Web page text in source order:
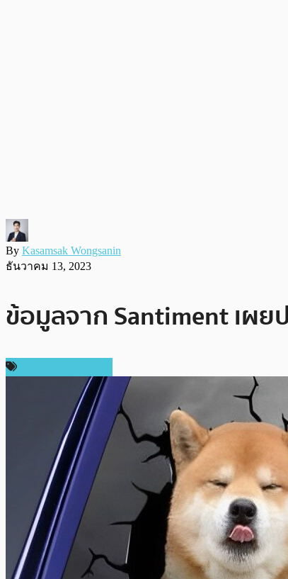
By Kasamsak Wongsanin
ธันวาคม 13, 2023
ข้อมูลจาก Santiment เผ